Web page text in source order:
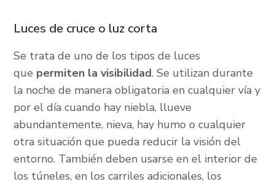
Luces de cruce o luz corta
Se trata de uno de los tipos de luces
que permiten la visibilidad. Se utilizan durante
la noche de manera obligatoria en cualquier vía y
por el día cuando hay niebla, llueve
abundantemente, nieva, hay humo o cualquier
otra situación que pueda reducir la visión del
entorno. También deben usarse en el interior de
los túneles, en los carriles adicionales, los